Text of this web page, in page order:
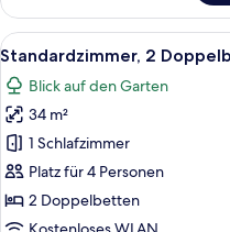
1 King-
Bett
(Garden
Alle
Fotos
für
Standardzimmer,
2 Doppelbetten
(Garden
Access)
anzeigen
13
Standardzimmer, 2
Blick auf den Garten
34 m²
1 Schlafzimmer
Platz für 4 Personen
2 Doppelbetten